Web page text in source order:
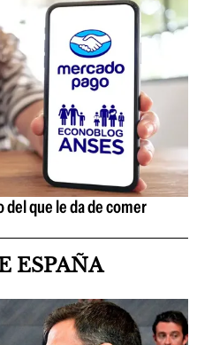
del que le da de comer
ESPAÑA